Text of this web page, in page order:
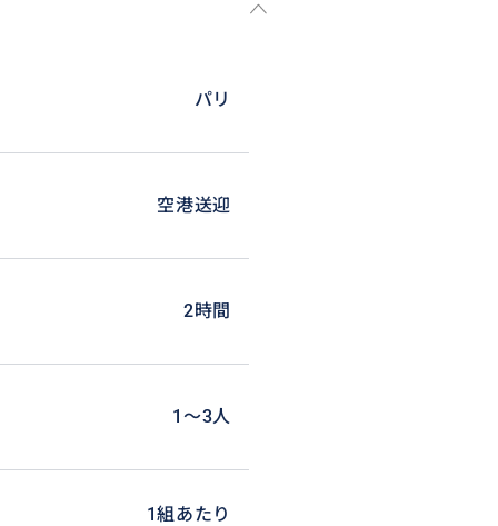
パリ
空港送迎
2時間
1〜3人
1組あたり